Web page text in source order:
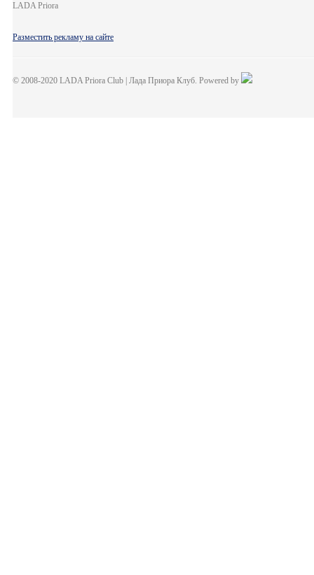
LADA Priora
Разместить рекламу на сайте
© 2008-2020 LADA Priora Club | Лада Приора Клуб. Powered by